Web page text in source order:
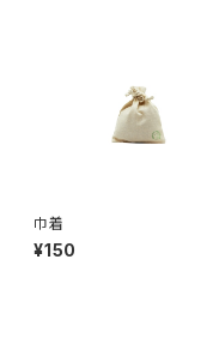
巾着
¥150